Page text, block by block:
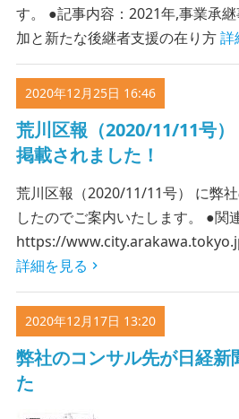
す。 ●記事内容：2021年,事業承
加と新たな後継者支援の在り方詳
2020年12月25日 16:46
荒川区報（2020/11/11号
掲載されました！
荒川区報（2020/11/11号） に弊
したのでご案内いたします。 ●関
https://
詳細を見る
2020年12月17日 13:20
弊社のコンサル先が日経新
た